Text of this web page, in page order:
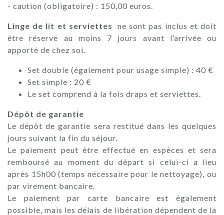
- caution (obligatoire) : 150,00 euros.
Linge de lit et serviettes ne sont pas inclus et doit
être réservé au moins 7 jours avant l’arrivée ou
apporté de chez soi.
Set double (également pour usage simple) : 40 €
Set simple : 20 €
Le set comprend à la fois draps et serviettes.
Dépôt de garantie
Le dépôt de garantie sera restitué dans les quelques
jours suivant la fin du séjour.
Le paiement peut être effectué en espèces et sera
remboursé au moment du départ si celui-ci a lieu
après 15h00 (temps nécessaire pour le nettoyage), ou
par virement bancaire.
Le paiement par carte bancaire est également
possible, mais les délais de libération dépendent de la